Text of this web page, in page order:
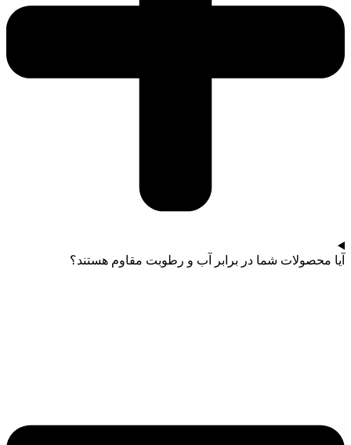
آیا محصولات شما در برابر آب و رطوبت مقاوم هستند؟